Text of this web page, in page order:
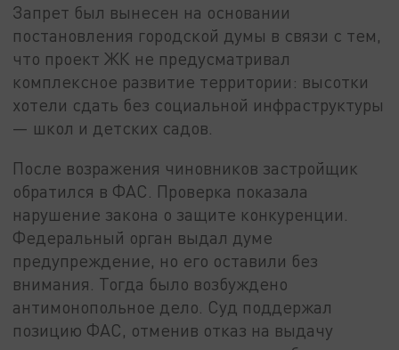
Запрет был вынесен на основании
постановления городской думы в связи с тем,
что проект ЖК не предусматривал
комплексное развитие территории: высотки
хотели сдать без социальной инфраструктуры
— школ и детских садов.
После возражения чиновников застройщик
обратился в ФАС. Проверка показала
нарушение закона о защите конкуренции.
Федеральный орган выдал думе
предупреждение, но его оставили без
внимания. Тогда было возбуждено
антимонопольное дело. Суд поддержал
позицию ФАС, отменив отказ на выдачу